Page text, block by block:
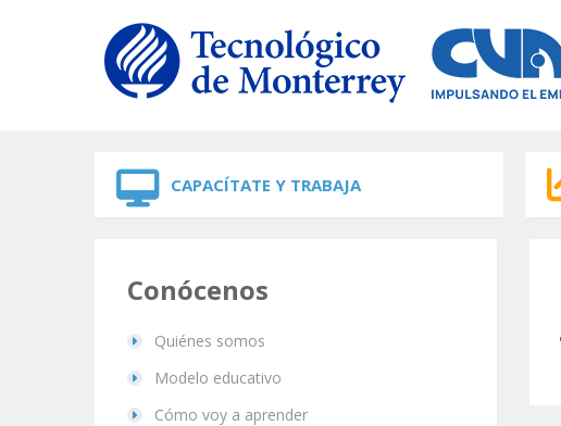
CAPACÍTATE Y TRABAJA
Conócenos
Quiénes somos
Modelo educativo
Cómo voy a aprender